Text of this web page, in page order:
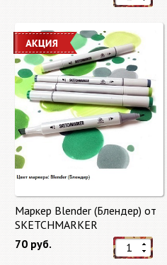
Маркер Blender (Блендер) от
SKETCHMARKER
70 руб.